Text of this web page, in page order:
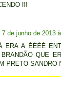
!!!
7 de junho de 2013
ERA A ÉÉÉÉ
QUE
PRETO SANDRO